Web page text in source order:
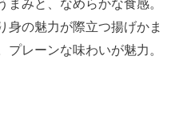
まみと、なめらかな食感。
身の魅力が際立つ揚げかま
プレーンな味わいが魅力。